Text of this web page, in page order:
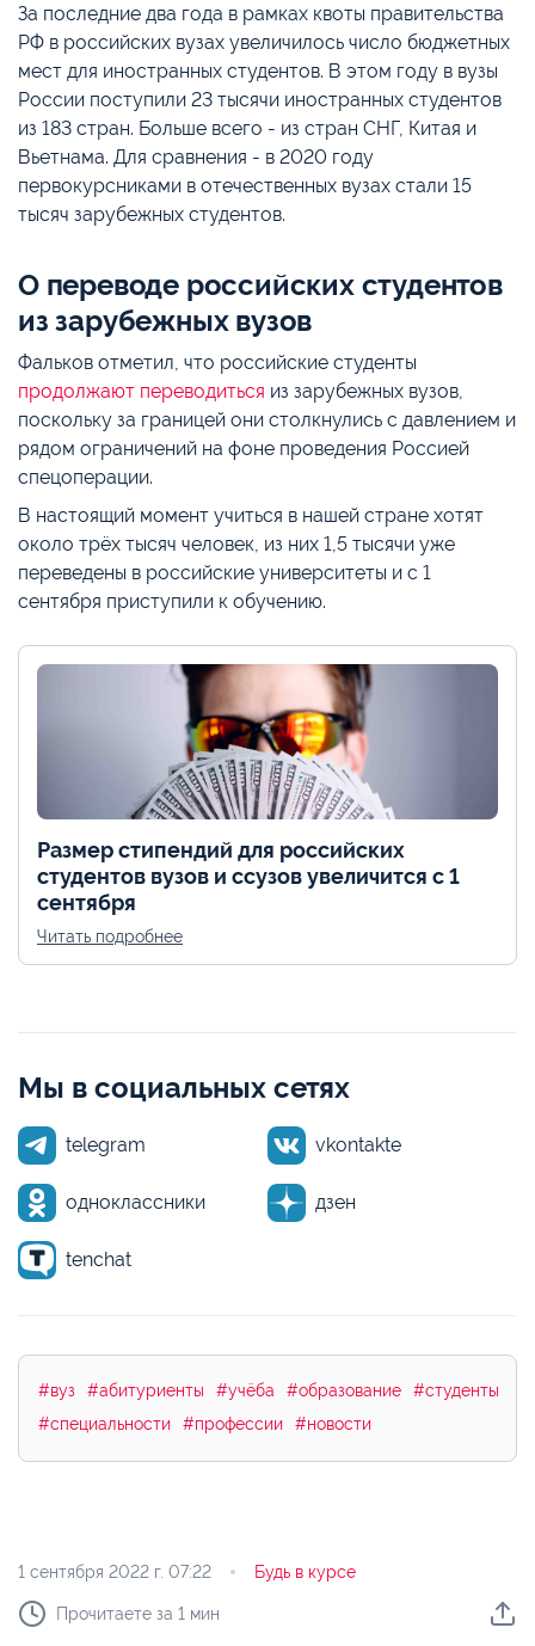
За последние два года в рамках квоты правительства
РФ в российских вузах увеличилось число бюджетных
мест для иностранных студентов. В этом году в вузы
России поступили 23 тысячи иностранных студентов
из 183 стран. Больше всего - из стран СНГ, Китая и
Вьетнама. Для сравнения - в 2020 году
первокурсниками в отечественных вузах стали 15
тысяч зарубежных студентов.
О переводе российских студентов
из зарубежных вузов
Фальков отметил, что российские студенты
продолжают переводиться из зарубежных вузов,
поскольку за границей они столкнулись с давлением и
рядом ограничений на фоне проведения Россией
спецоперации.
В настоящий момент учиться в нашей стране хотят
около трёх тысяч человек, из них 1,5 тысячи уже
переведены в российские университеты и с 1
сентября приступили к обучению.
Размер стипендий для российских
студентов вузов и ссузов увеличится с 1
сентября
Читать подробнее
Мы в социальных сетях
telegram vkontakte
одноклассники дзен
tenchat
#вуз #абитуриенты #учёба #образование
#студенты
#специальности
#профессии #новости
1 сентября 2022 г. 07:22 Будь в курсе
Прочитаете за 1 мин